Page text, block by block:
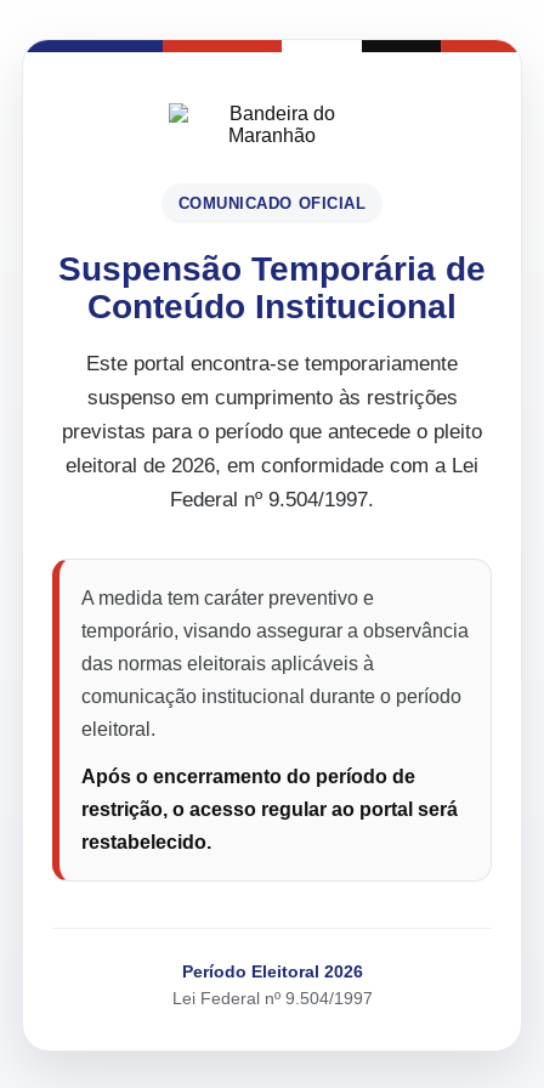
COMUNICADO OFICIAL
Suspensão Temporária de
Conteúdo Institucional
Este portal encontra-se temporariamente
suspenso em cumprimento às restrições
previstas para o período que antecede o pleito
eleitoral de 2026, em conformidade com a Lei
Federal nº 9.504/1997.
A medida tem caráter preventivo e
temporário, visando assegurar a observância
das normas eleitorais aplicáveis à
comunicação institucional durante o período
eleitoral.
Após o encerramento do período de
restrição, o acesso regular ao portal será
restabelecido.
Período Eleitoral 2026
Lei Federal nº 9.504/1997